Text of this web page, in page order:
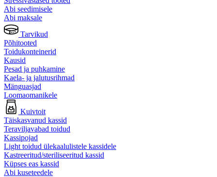
Abi seedimisele
Abi maksale
Tarvikud
Põhitooted
Toidukonteinerid
Kausid
Pesad ja puhkamine
Kaela- ja jalutusrihmad
Mänguasjad
Loomaomanikele
Kuivtoit
Täiskasvanud kassid
Teraviljavabad toidud
Kassipojad
Light toidud ülekaalulistele kassidele
Kastreeritud/steriliseeritud kassid
Küpses eas kassid
Abi kuseteedele